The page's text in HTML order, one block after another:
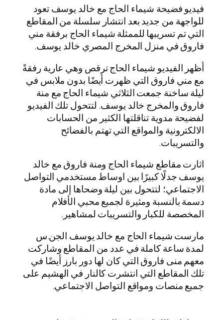
فيديو فضيحة شيماء الحاج مع خالد يوسف تعود
للواجهة من جديد بعد انتشار سلسلة من المقاطع
التي تم تسريبها للممثلة شيماء الحاج برفقة مني
فاروق في منزل المخرج المصري خالد يوسف.
أظهر الفيديو شيماء الحاج ترقص وهي عارية رفقةً
مع مني فاروق التي ظهرت أيضًا بدون ملابس في
ليلة ساخنة جمعت الثلاثي شيماء الحاج مع منة
فاروق والمخرج خالد يوسف. لتتحول تلك الفيديو
لفضيحة مدوية تناقلتها الكثير من الحسابات
الالكترونية والمواقع التي تهتم بالفضائح
والتسريبات.
اثارت مقاطع شيماء الحاج ومنة فاروق مع خالد
يوسف جدلًا كبيرًا بين اوساط مستخدمي التواصل
الاجتماعي؛ لتتحول بين ليلة وضحاها إلى مادة
دسمة بالنسبة ومثيرة لجميع محبي الأفلام
المخصصة للكبار والتسريبات لمشاهير.
مارست شيماء الحاج مع خالد يوسف الجن.س
لمدة ساعة كاملة في عدد من المقاطع وشاركت
معهم منى فاروق التي كان لها دور بارز أيضًا في
تلك المقاطع التي انتشرت كالنار في الهشيم على
جميع منصات ومواقع التواصل الاجتماعي.